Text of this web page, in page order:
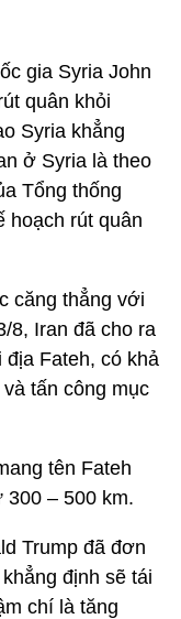
gia Syria John
quân khỏi
Syria khẳng
ở Syria là theo
Tổng thống
hoạch rút quân
căng thẳng với
8, Iran đã cho ra
địa Fateh, có khả
tấn công mục
tên Fateh
– 500 km.
Trump đã đơn
định sẽ tái
chí là tăng